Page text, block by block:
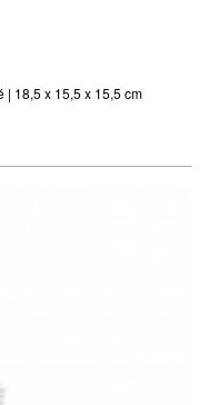
| 18,5 x 15,5 x 15,5 cm